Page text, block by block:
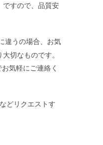
ですので、品質安
違うの場合、お気
切なものです。
お気軽にご連絡く
どリクエストす